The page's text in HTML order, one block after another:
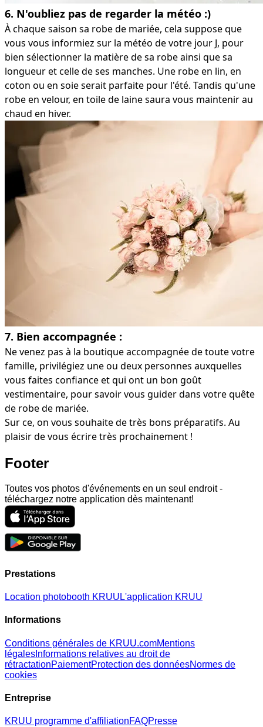
6. N'oubliez pas de regarder la météo :)
À chaque saison sa robe de mariée, cela suppose que
vous vous informiez sur la météo de votre jour J, pour
bien sélectionner la matière de sa robe ainsi que sa
longueur et celle de ses manches. Une robe en lin, en
coton ou en soie serait parfaite pour l'été. Tandis qu'une
robe en velour, en toile de laine saura vous maintenir au
chaud en hiver.
7. Bien accompagnée :
Ne venez pas à la boutique accompagnée de toute votre
famille, privilégiez une ou deux personnes auxquelles
vous faites confiance et qui ont un bon goût
vestimentaire, pour savoir vous guider dans votre quête
de robe de mariée.
Sur ce, on vous souhaite de très bons préparatifs. Au
plaisir de vous écrire très prochainement !
Footer
Toutes vos photos d'événements en un seul endroit -
téléchargez notre application dès maintenant!
Prestations
Location photobooth KRUU L'application KRUU
Informations
Conditions générales de KRUU.comMentions
légales Informations relatives au droit de
rétractationPaiementProtection des donnéesNormes de
cookies
Entreprise
KRUU programme d'affiliationFAQPresse